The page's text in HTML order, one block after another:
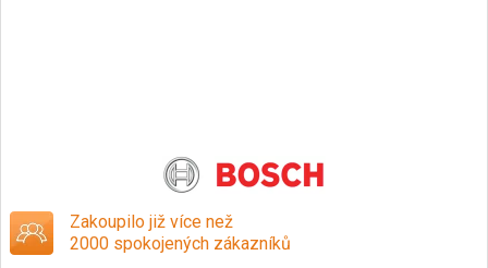
Zakoupilo již více než
2000 spokojených zákazníků